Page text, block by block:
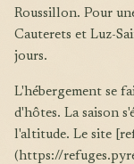
Roussillon. Pour
Cauterets et Luz-
jours.
L'hébergement se fait en refuges, gîtes d'étape et chambres
d'hôtes. La saison
l'altitude. Le site
(https://